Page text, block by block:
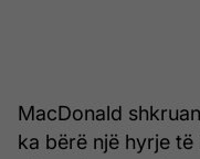
MacDonald
ka bërë një hyrje të